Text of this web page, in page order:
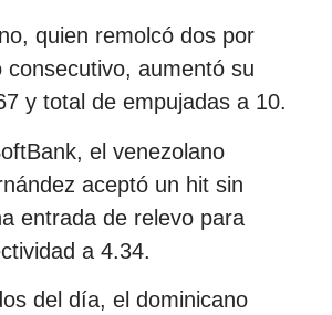
quien remolcó dos por
consecutivo, aumentó su
y total de empujadas a 10.
el venezolano
aceptó un hit sin
entrada de relevo para
a 4.34.
del día, el dominicano